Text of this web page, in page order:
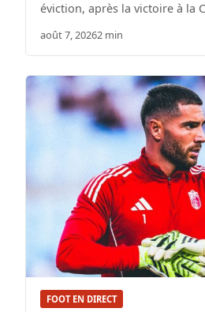
éviction, après la victoire à la
août 7, 20262 min
FOOT EN DIRECT